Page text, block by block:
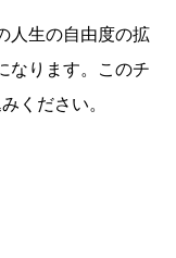
人生の自由度の拡
なります。このチ
ください。